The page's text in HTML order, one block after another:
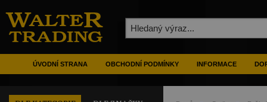
ÚVODNÍ STRANA OBCHODNÍ PODMÍNKY INFORMACE